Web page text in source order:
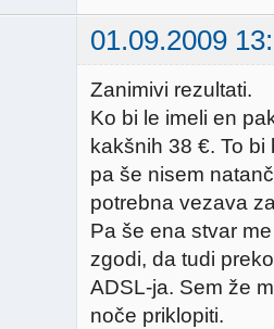
01.09.2009
Zanimivi rezultati.
Ko bi le imeli en
kakšnih 38 €. To
pa še nisem
potrebna vezava
Pa še ena stvar
zgodi, da tudi
ADSL-ja. Sem že
noče priklopiti.